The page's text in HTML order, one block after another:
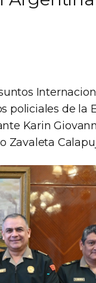
policiales de la
Karin
Zavaleta